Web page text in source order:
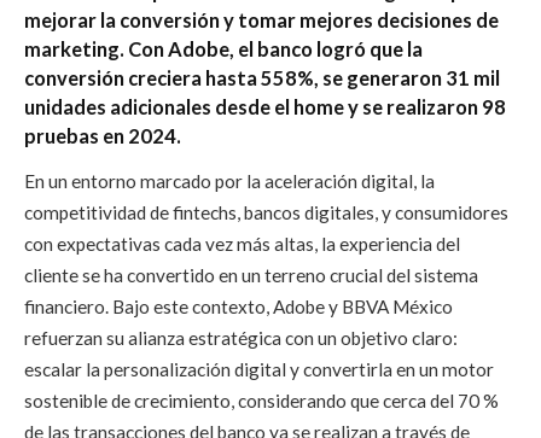
mejorar la conversión y tomar mejores decisiones de
marketing. Con Adobe, el banco logró que la
conversión creciera hasta 558%, se generaron 31 mil
unidades adicionales desde el home y se realizaron 98
pruebas en 2024.
En un entorno marcado por la aceleración digital, la
competitividad de fintechs, bancos digitales, y consumidores
con expectativas cada vez más altas, la experiencia del
cliente se ha convertido en un terreno crucial del sistema
financiero. Bajo este contexto, Adobe y BBVA México
refuerzan su alianza estratégica con un objetivo claro:
escalar la personalización digital y convertirla en un motor
sostenible de crecimiento, considerando que cerca del 70 %
de las transacciones del banco ya se realizan a través de